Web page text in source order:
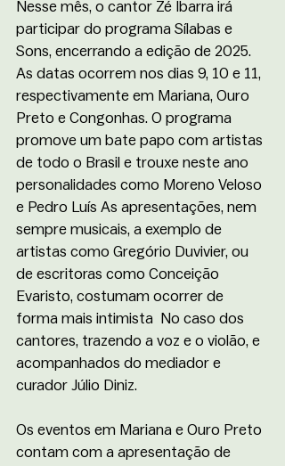
Nesse mês, o cantor Zé Ibarra irá
participar do programa Sílabas e
Sons, encerrando a edição de 2025.
As datas ocorrem nos dias 9, 10 e 11,
respectivamente em Mariana, Ouro
Preto e Congonhas. O programa
promove um bate papo com artistas
de todo o Brasil e trouxe neste ano
personalidades como Moreno Veloso
e Pedro Luís As apresentações, nem
sempre musicais, a exemplo de
artistas como Gregório Duvivier, ou
de escritoras como Conceição
Evaristo, costumam ocorrer de
forma mais intimista  No caso dos
cantores, trazendo a voz e o violão, e
acompanhados do mediador e
curador Júlio Diniz.
Os eventos em Mariana e Ouro Preto
contam com a apresentação de